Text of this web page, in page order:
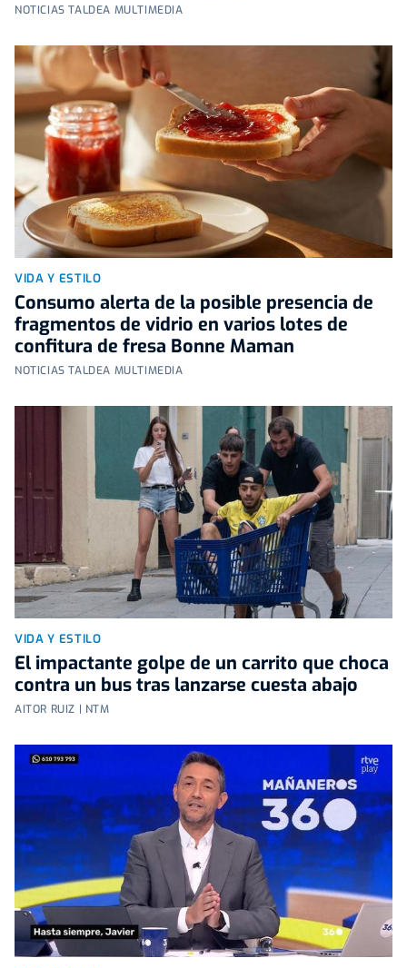
NOTICIAS TALDEA MULTIMEDIA
VIDA Y ESTILO
Consumo alerta de la posible presencia de
fragmentos de vidrio en varios lotes de
confitura de fresa Bonne Maman
NOTICIAS TALDEA MULTIMEDIA
VIDA Y ESTILO
El impactante golpe de un carrito que choca
contra un bus tras lanzarse cuesta abajo
AITOR RUIZ | NTM